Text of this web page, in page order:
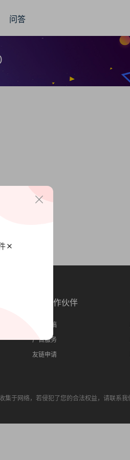
问答
合作伙伴
我要投稿
广告服务
友链申请
集于网络，若侵犯了您的合法权益，请联系我